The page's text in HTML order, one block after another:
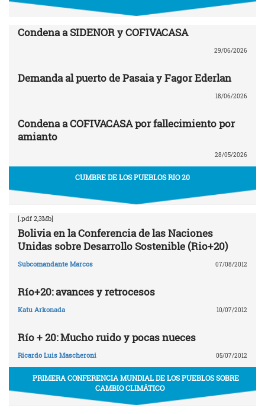
Condena a SIDENOR y COFIVACASA
29/06/2026
Demanda al puerto de Pasaia y Fagor Ederlan
18/06/2026
Condena a COFIVACASA por fallecimiento por
amianto
28/05/2026
CUMBRE DE LOS PUEBLOS RIO 20
[.pdf 2,3Mb]
Bolivia en la Conferencia de las Naciones
Unidas sobre Desarrollo Sostenible (Rio+20)
Subcomandante Marcos 07/08/2012
Río+20: avances y retrocesos
Katu Arkonada 10/07/2012
Río + 20: Mucho ruido y pocas nueces
Ricardo Luis Mascheroni 05/07/2012
PRIMERA CONFERENCIA MUNDIAL DE LOS PUEBLOS SOBRE
CAMBIO CLIMÁTICO